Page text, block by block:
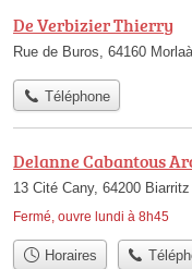
De Verbizier Thierry
Rue de Buros, 64160
Téléphone
Delanne Cabantous
13 Cité Cany, 64200 Biarritz
Fermé, ouvre lundi à 8h45
Horaires